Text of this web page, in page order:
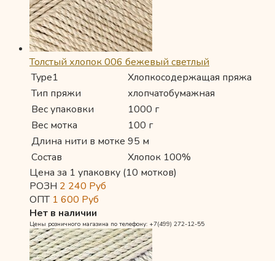
Толстый хлопок 006 бежевый светлый
Type1
Хлопкосодержащая пряжа
Тип пряжи
хлопчатобумажная
Вес упаковки
1000 г
Вес мотка
100 г
Длина нити в мотке 95 м
Состав
Хлопок 100%
Цена за 1 упаковку (10 мотков)
РОЗН 2 240 Руб
ОПТ 1 600 Руб
Нет в наличии
Цены розничного магазина по телефону: +7(499) 272-12-55